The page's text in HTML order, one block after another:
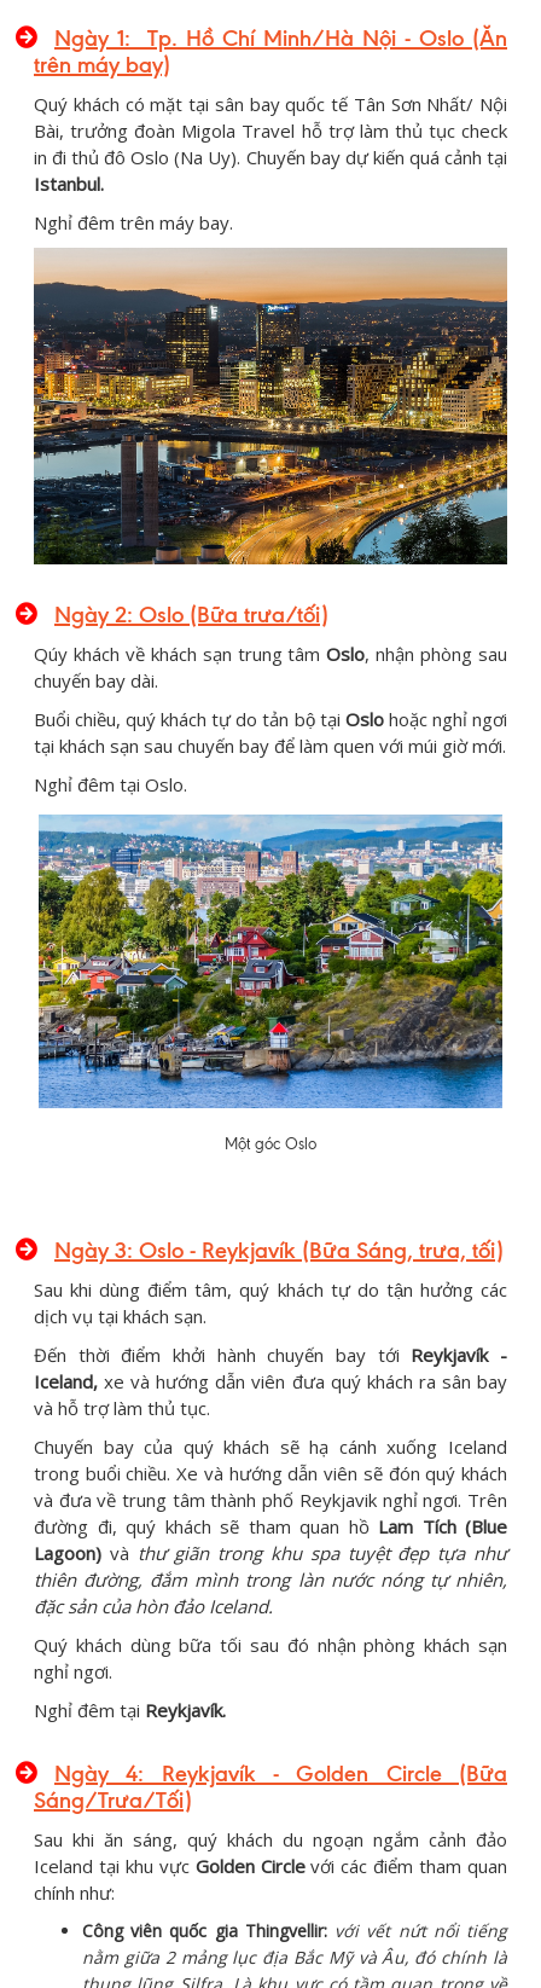
Ngày 1:
Tp. Hồ Chí Minh/Hà Nội - Oslo (Ăn
trên máy bay)
Quý khách có mặt tại sân bay quốc tế Tân Sơn Nhất/ Nội
Bài, trưởng đoàn Migola Travel hỗ trợ làm thủ tục check
in đi thủ đô Oslo (Na Uy). Chuyến bay dự kiến quá cảnh tại
Istanbul.
Nghỉ đêm trên máy bay.
Ngày 2: Oslo (Bữa trưa/tối)
Qúy khách về khách sạn trung tâmOslo, nhận phòng sau
chuyến bay dài.
Buổi chiều, quý khách tự do tản bộ tại Oslo hoặc nghỉ ngơi
tại khách sạn sau chuyến bay để làm quen với múi giờ mới.
Nghỉ đêm tại Oslo.
Một góc Oslo
Ngày 3: Oslo - Reykjavík (Bữa Sáng, trưa, tối)
Sau khi dùng điểm tâm, quý khách tự do tận hưởng các
dịch vụ tại khách sạn.
Đến thời điểm khởi hành chuyến bay tới Reykjavík -
Iceland,xe và hướng dẫn viên đưa quý khách ra sân bay
và hỗ trợ làm thủ tục.
Chuyến bay của quý khách sẽ hạ cánh xuống Iceland
trong buổi chiều. Xe và hướng dẫn viên sẽ đón quý khách
và đưa về trung tâm thành phố Reykjavik nghỉ ngơi. Trên
đường đi, quý khách sẽ tham quan hồ Lam Tích (Blue
Lagoon) và thư giãn trong khu spa tuyệt đẹp tựa như
thiên đường, đắm mình trong làn nước nóng tự nhiên,
đặc sản của hòn đảo Iceland.
Quý khách dùng bữa tối sau đó nhận phòng khách sạn
nghỉ ngơi.
Nghỉ đêm tại Reykjavík.
Ngày 4: Reykjavík - Golden Circle (Bữa
Sáng/Trưa/Tối)
Sau khi ăn sáng, quý khách du ngoạn ngắm cảnh đảo
Iceland tại khu vực Golden Circlevới các điểm tham quan
chính như:
Công viên quốc gia Thingvellir: với vết nứt nổi tiếng
nằm giữa 2 mảng lục địa Bắc Mỹ và Âu, đó chính là
thung lũng Silfra. Là khu vực có tầm quan trọng về